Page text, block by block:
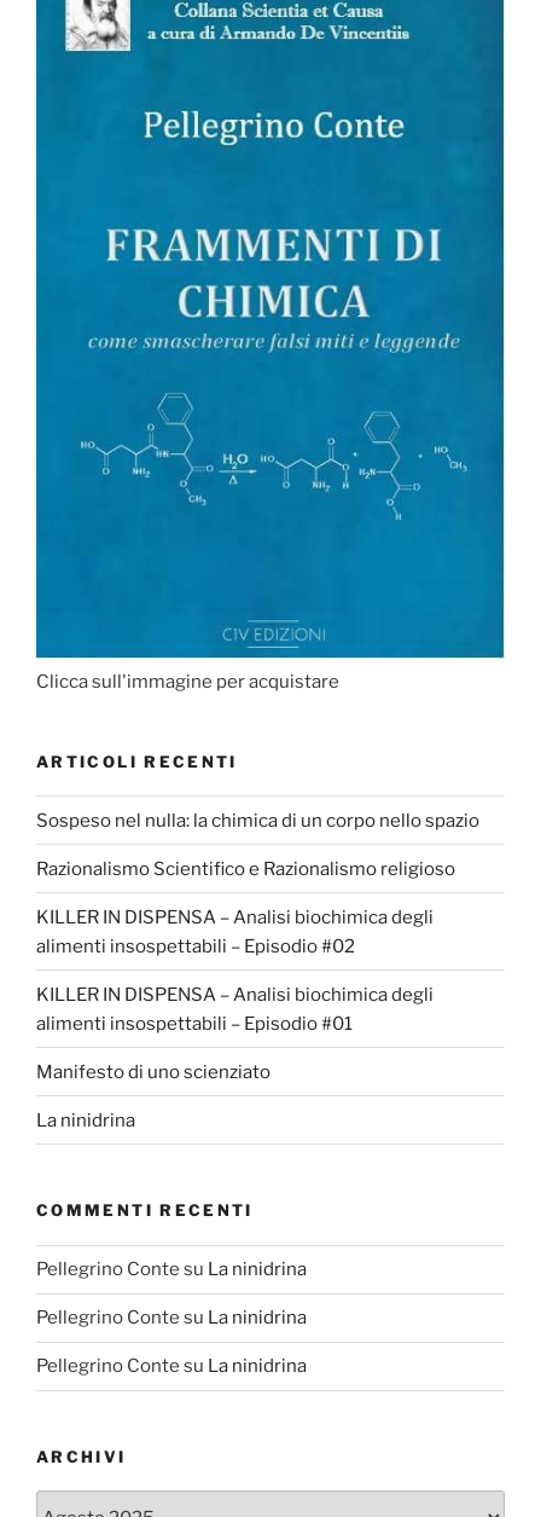
Clicca sull'immagine per acquistare
ARTICOLI RECENTI
Sospeso nel nulla: la chimica di un corpo nello spazio
Razionalismo Scientifico e Razionalismo religioso
KILLER IN DISPENSA – Analisi biochimica degli
alimenti insospettabili – Episodio #02
KILLER IN DISPENSA – Analisi biochimica degli
alimenti insospettabili – Episodio #01
Manifesto di uno scienziato
La ninidrina
COMMENTI RECENTI
Pellegrino Conte su La ninidrina
Pellegrino Conte su La ninidrina
Pellegrino Conte su La ninidrina
ARCHIVI